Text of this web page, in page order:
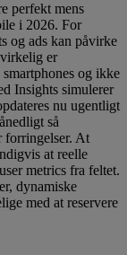
perfekt mens
i 2026. For
og ads kan påvirke
er
og ikke
Insights simulerer
nu ugentligt
så
forringelser. At
at reelle
metrics fra feltet.
dynamiske
med at reservere